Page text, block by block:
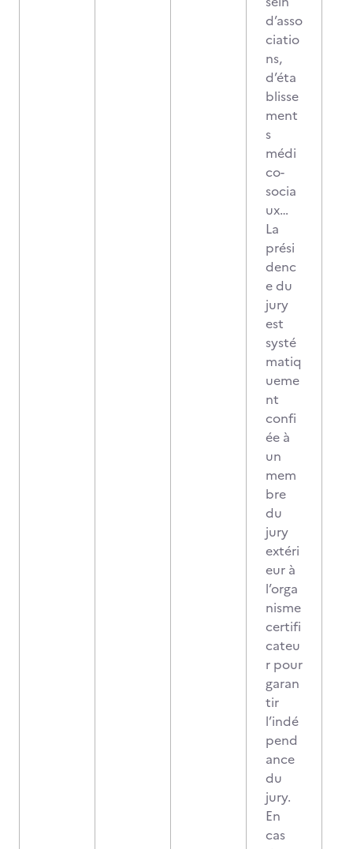
d’asso
ciatio
ns,
d’éta
blisse
ment
s
médi
co-
socia
ux…
La
prési
denc
e du
jury
est
systé
matiq
ueme
nt
confi
ée à
un
mem
bre
du
jury
extéri
eur à
l’orga
nisme
certifi
cateu
r pour
garan
tir
l’indé
pend
ance
du
jury.
En
cas